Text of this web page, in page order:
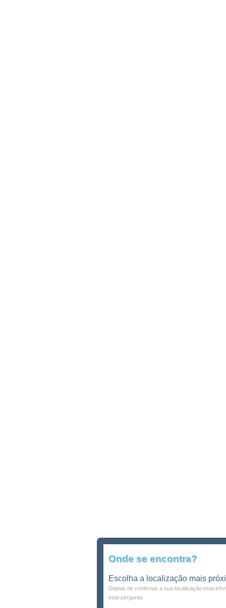
Onde se encontra?
Escolha a localização mais
Depois de confirmar a sua localização esta
esta pergunta.